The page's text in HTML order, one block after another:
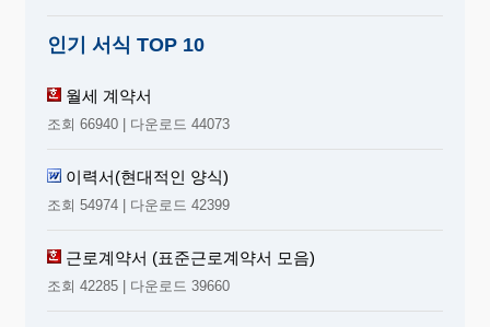
인기 서식 TOP 10
월세 계약서
조회 66940 | 다운로드 44073
이력서(현대적인 양식)
조회 54974 | 다운로드 42399
근로계약서 (표준근로계약서 모음)
조회 42285 | 다운로드 39660